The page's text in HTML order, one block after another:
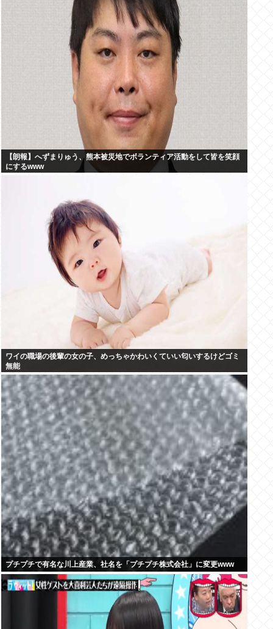
【朗報】へずまりゅう、熊本被災地でボランティア活動をして皆を笑顔
にするwww
ワイの職場の後輩の女の子、めっちゃかわいくていい匂いするけどゴミ
無能
プチプチで有名な川上産業、社名を「プチプチ株式会社」に変更www